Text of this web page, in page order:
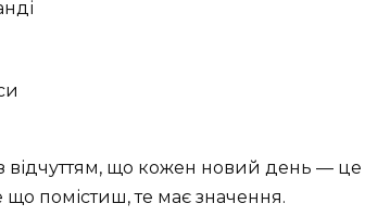
відчуттям, що кожен новий день — це
що помістиш, те має значення.